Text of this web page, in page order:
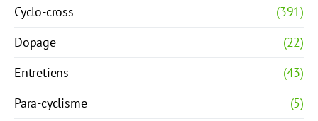
Cyclo-cross
(391)
Dopage
(22)
Entretiens
(43)
Para-cyclisme
(5)